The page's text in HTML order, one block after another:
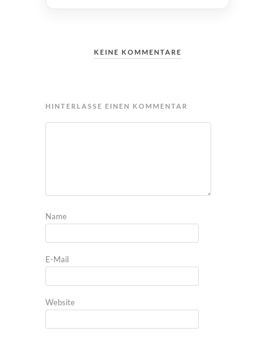
KEINE KOMMENTARE
HINTERLASSE EINEN KOMMENTAR
Name
E-Mail
Website